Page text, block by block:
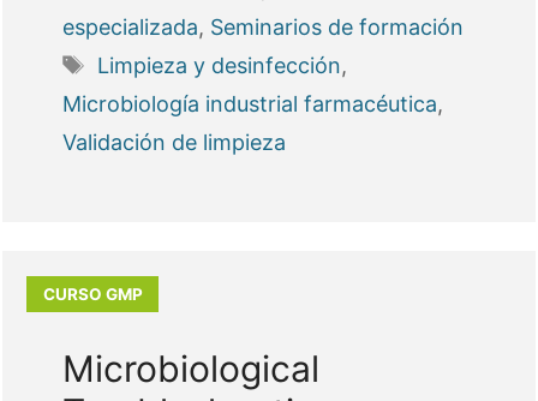
especializada, Seminarios de formación
Etiquetas
Limpieza y desinfección,
Microbiología industrial farmacéutica,
Validación de limpieza
Microbiological